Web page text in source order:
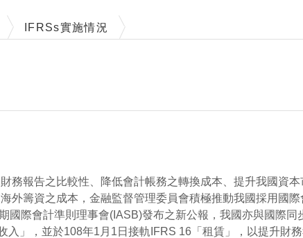
IFRSs實施情況
務報告之比較性、降低會計帳務之轉換成本、提升我國資
外籌資之成本，金融監督管理委員會積極推動我國採用國
國際會計準則理事會(IASB)發布之新公報，我國亦與國際
入」，並於108年1月1日接軌IFRS 16「租賃」，以提升財務